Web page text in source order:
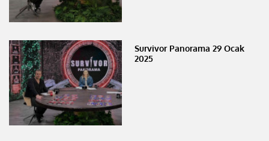
Survivor Panorama 29 Ocak
2025